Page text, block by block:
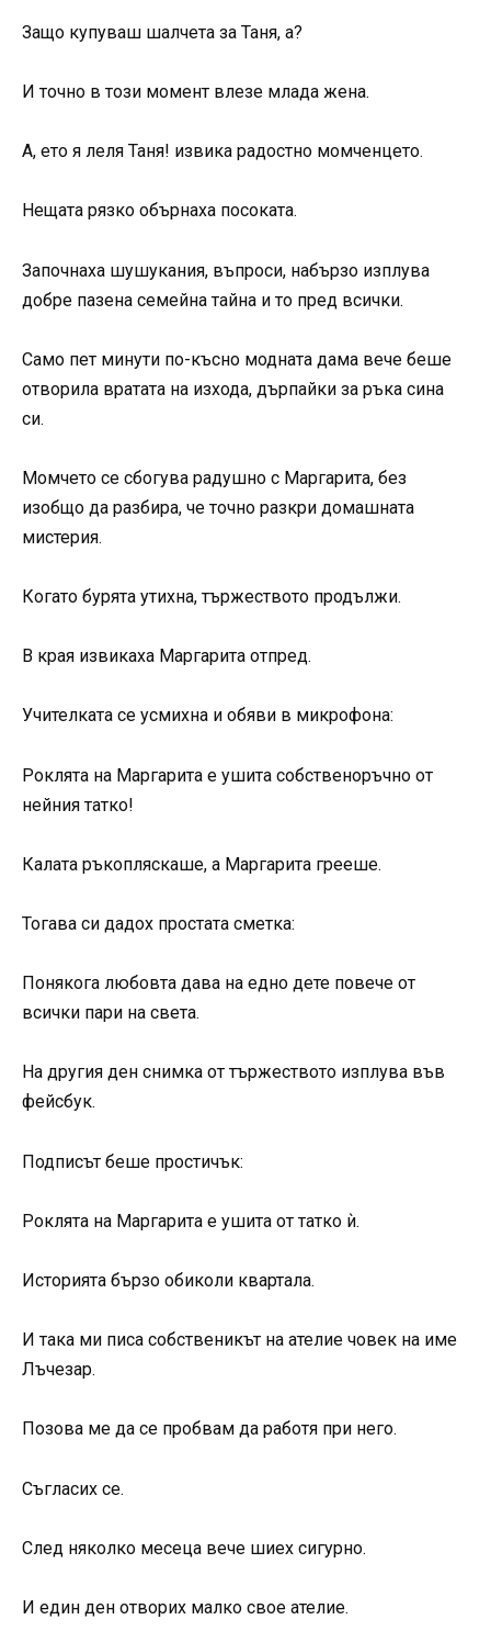
Защо купуваш шалчета за Таня, а?
И точно в този момент влезе млада жена.
А, ето я леля Таня! извика радостно момченцето.
Нещата рязко обърнаха посоката.
Започнаха шушукания, въпроси, набързо изплува
добре пазена семейна тайна и то пред всички.
Само пет минути по-късно модната дама вече беше
отворила вратата на изхода, дърпайки за ръка сина
си.
Момчето се сбогува радушно с Маргарита, без
изобщо да разбира, че точно разкри домашната
мистерия.
Когато бурята утихна, тържеството продължи.
В края извикаха Маргарита отпред.
Учителката се усмихна и обяви в микрофона:
Роклята на Маргарита е ушита собственоръчно от
нейния татко!
Калата ръкопляскаше, а Маргарита грееше.
Тогава си дадох простата сметка:
Понякога любовта дава на едно дете повече от
всички пари на света.
На другия ден снимка от тържеството изплува във
фейсбук.
Подписът беше простичък:
Роклята на Маргарита е ушита от татко ѝ.
Историята бързо обиколи квартала.
И така ми писа собственикът на ателие човек на име
Лъчезар.
Позова ме да се пробвам да работя при него.
Съгласих се.
След няколко месеца вече шиех сигурно.
И един ден отворих малко свое ателие.